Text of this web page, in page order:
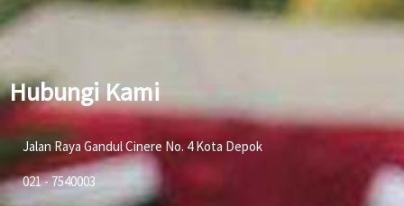
Hubungi Kami
Jalan Raya Gandul Cinere No. 4 Kota Depok
021 - 7540003